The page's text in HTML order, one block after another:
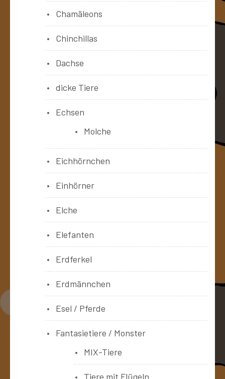
Chamäleons
Chinchillas
Dachse
dicke Tiere
Echsen
Molche
Eichhörnchen
Einhörner
Elche
Elefanten
Erdferkel
Erdmännchen
Esel / Pferde
Fantasietiere / Monster
MIX-Tiere
Tiere mit Flügeln